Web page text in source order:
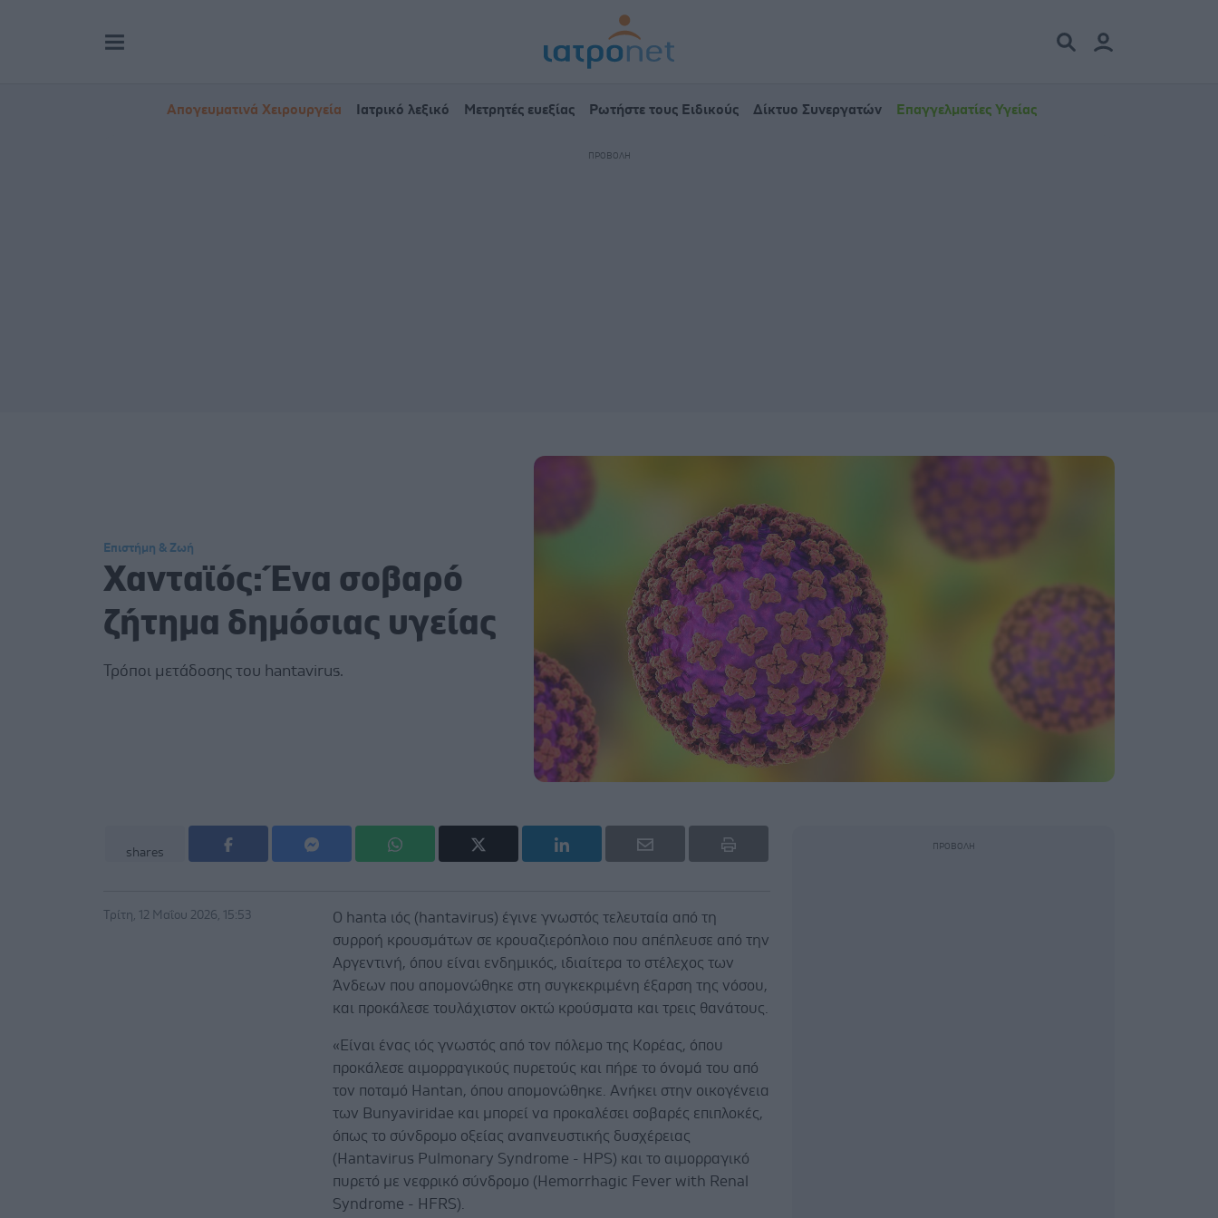
Απογευματινά Χειρουργεία Ιατρικό λεξικό Μετρητές ευεξίας Ρωτήστε τους Ειδικούς Δίκτυο Συνεργατών Επαγγελματίες Υγείας
Επιστήμη & Ζωή
Χανταϊός: Ένα σοβαρό
ζήτημα δημόσιας υγείας
Τρόποι μετάδοσης του hantavirus.
shares
Τρίτη, 12 Μαΐου 2026, 15:53
O hanta ιός (hantavirus) έγινε γνωστός τελευταία από τη
συρροή κρουσμάτων σε κρουαζιερόπλοιο που απέπλευσε από την
Αργεντινή, όπου είναι ενδημικός, ιδιαίτερα το στέλεχος των
Άνδεων που απομονώθηκε στη συγκεκριμένη έξαρση της νόσου,
και προκάλεσε τουλάχιστον οκτώ κρούσματα και τρεις θανάτους.
«Είναι ένας ιός γνωστός από τον πόλεμο της Κορέας, όπου
προκάλεσε αιμορραγικούς πυρετούς και πήρε το όνομά του από
τον ποταμό Hantan, όπου απομονώθηκε. Ανήκει στην οικογένεια
των Bunyaviridae και μπορεί να προκαλέσει σοβαρές επιπλοκές,
όπως το σύνδρομο οξείας αναπνευστικής δυσχέρειας
(Hantavirus Pulmonary Syndrome - HPS) και το αιμορραγικό
πυρετό με νεφρικό σύνδρομο (Hemorrhagic Fever with Renal
Syndrome - HFRS).